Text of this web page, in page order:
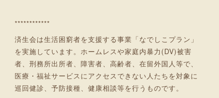
************
済生会は生活困窮者を支援する事業「なでしこプラン」
を実施しています。ホームレスや家庭内暴力(DV)被害
者、刑務所出所者、障害者、高齢者、在留外国人等で、
医療・福祉サービスにアクセスできない人たちを対象に
巡回健診、予防接種、健康相談等を行うものです。